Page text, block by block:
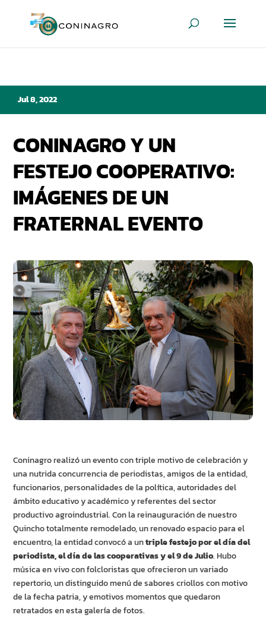
Jul 8, 2022
CONINAGRO Y UN
FESTEJO COOPERATIVO:
IMÁGENES DE UN
FRATERNAL EVENTO
Coninagro realizó un evento con triple motivo de celebración y
una nutrida concurrencia de periodistas, amigos de la entidad,
funcionarios, personalidades de la política, autoridades del
ámbito educativo y académico y referentes del sector
productivo agroindustrial. Con la reinauguración de nuestro
Quincho totalmente remodelado, un renovado espacio para el
encuentro, la entidad convocó a untriple festejo por el día del
periodista, el día de las cooperativas y el 9 de Julio. Hubo
música en vivo con folcloristas que ofrecieron un variado
repertorio, un distinguido menú de sabores criollos con motivo
de la fecha patria, y emotivos momentos que quedaron
retratados en esta galería de fotos.